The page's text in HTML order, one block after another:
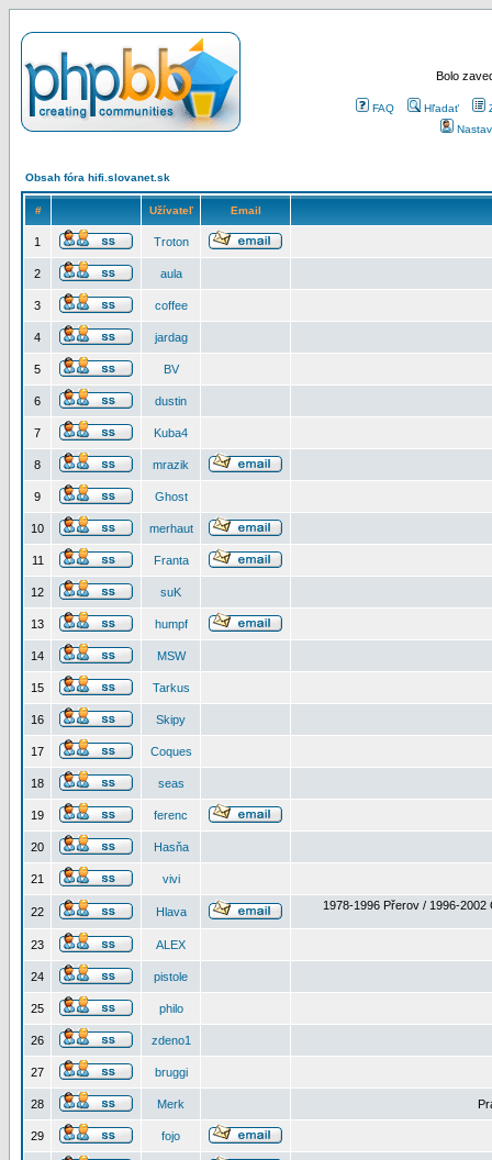
Bolo
FAQ Hľadať
Obsah fóra hifi.slovanet.sk
# Užívateľ Email
1 Troton
2 aula
3 coffee
4 jardag
5 BV
6 dustin
7 Kuba4
8 mrazik
9 Ghost
10 merhaut
11 Franta
12 suK
13 humpf
14 MSW
15 Tarkus
16 Skipy
17 Coques
18 seas
19 ferenc
20 Hasňa
21 vivi
22 Hlava 1978-1996 Přerov / 1996-2002
23 ALEX
24 pistole
25 philo
26 zdeno1
27 bruggi
28 Merk
29 fojo